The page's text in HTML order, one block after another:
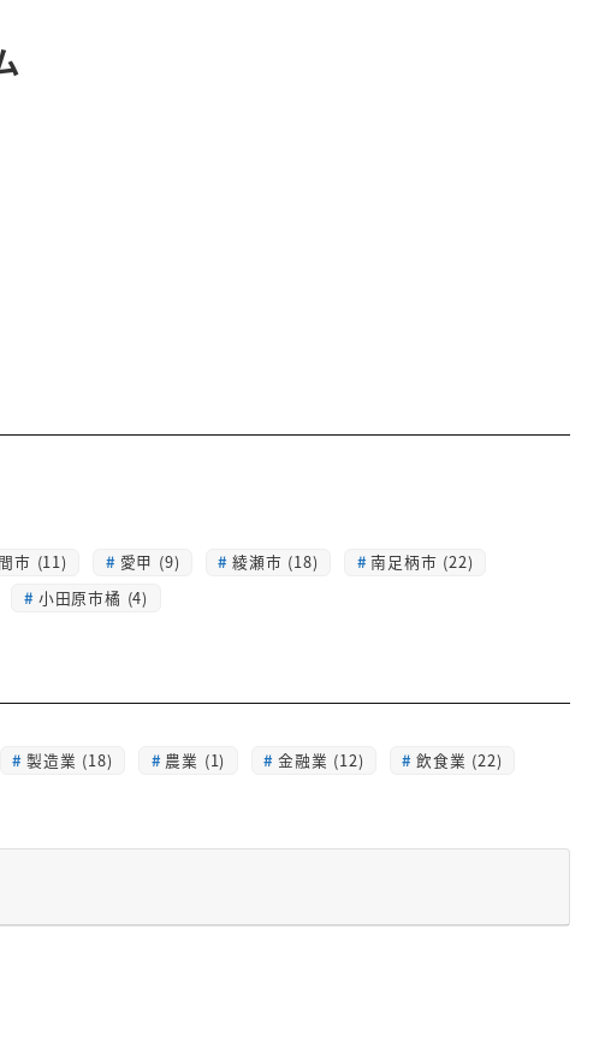
市 (11) 愛甲 (9) 綾瀬市 (18)
南足柄市 (22)
小田原市橘 (4)
製造業 (18) 農業 (1) 金融業 (12)
飲食業 (22)